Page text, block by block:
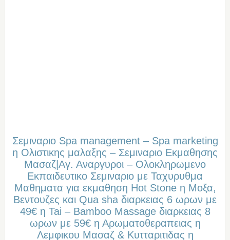
Σεμιναριο Spa management – Spa marketing
η Ολιστικης μαλαξης – Σεμιναριο Εκμαθησης
Μασαζ|Αγ. Αναργυροι – Oλοκληρωμενο
Eκπαιδευτικο Σεμιναριο με Ταχυρυθμα
Μαθηματα για εκμαθηση Hot Stone η Μοξα,
Βεντουζες και Qua sha διαρκειας 6 ωρων με
49€ η Tai – Bamboo Massage διαρκειας 8
ωρων με 59€ η Αρωματοθεραπειας η
Λεμφικου Μασαζ & Κυτταριτιδας η